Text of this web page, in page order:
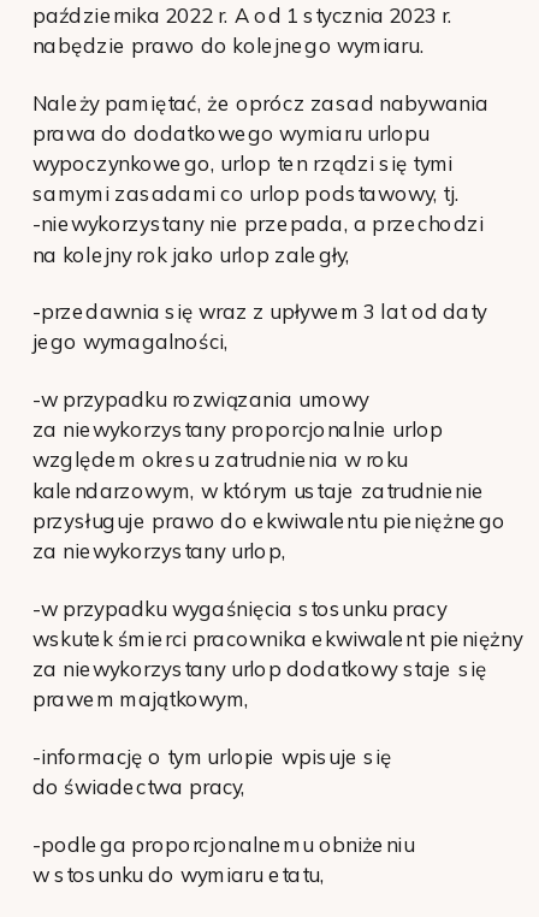
października 2022 r. A od 1 stycznia 2023 r.
nabędzie prawo do kolejnego wymiaru.
Należy pamiętać, że oprócz zasad nabywania
prawa do dodatkowego wymiaru urlopu
wypoczynkowego, urlop ten rządzi się tymi
samymi zasadami co urlop podstawowy, tj.
-niewykorzystany nie przepada, a przechodzi
na kolejny rok jako urlop zaległy,
-przedawnia się wraz z upływem 3 lat od daty
jego wymagalności,
-w przypadku rozwiązania umowy
za niewykorzystany proporcjonalnie urlop
względem okresu zatrudnienia w roku
kalendarzowym, w którym ustaje zatrudnienie
przysługuje prawo do ekwiwalentu pieniężnego
za niewykorzystany urlop,
-w przypadku wygaśnięcia stosunku pracy
wskutek śmierci pracownika ekwiwalent pieniężny
za niewykorzystany urlop dodatkowy staje się
prawem majątkowym,
-informację o tym urlopie wpisuje się
do świadectwa pracy,
-podlega proporcjonalnemu obniżeniu
w stosunku do wymiaru etatu,